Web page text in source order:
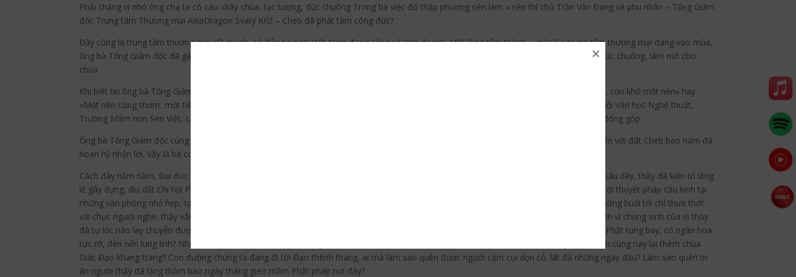
Phải chăng vì nhớ ông cha ta có câu «Xây chùa, tạc tượng, đúc chuông Trong ba việc đó thập phương nên làm » nên thí chủ Trần Văn Đang và phu nhân – Tổng Giám
đốc Trung tâm Thương mại AsiaDragon Svatý Kříž – Cheb đã phát tâm công đức?
Đây cũng là trung tâm thuơng mại rất mạnh, có đông người Việt Nam đang sống và kinh doanh. Một lòng tâm thành – giữa lúc trung tâm thương mại đang vào mùa,
ông bà Tổng Giám đốc đã gác mọi công việc, gửi các con thơ ở lại để cùng bay về TP.Hồ Chí Minh nhờ quý thầy tư vấn, tạc tượng Phật, đúc chuông, làm mõ cho
chùa.
Khi biết tin ông bà Tổng Giám đốc cung tiến đất và xây dựng chùa cho cộng đồng, thì như truyền thống ở quê hương ta «Con giàu một bó, con khó một nén» hay
«Một nén cũng thơm, một tiền cũng quý», rất nhiều bà con cô bác, anh chị cùng các tổ chức Hội Phật tử, Hội Người VN, Hội Phụ nữ VN, Hội Văn học Nghệ thuật,
Trường Mầm non Sen Việt, các công ty xa gần, từ Cheb, Praha tới Plzen và nhiều thành phố khác trên toàn CH Czech đều xin được cùng đóng góp.
Ông bà Tổng Giám đốc cùng các Phật tử đã viết thư thỉnh nguyện Đại đức Thích Trí Chơn làm trụ trì chùa Giác Đạo. Và ngưòi thầy luôn đến với đất Cheb bao năm đã
hoan hỷ nhận lời. Vậy là bà con ta, chùa ta sẽ lại có bóng dáng người thầy thân kính.
Cách đây năm năm, Đại đức Thích Trí Chơn, Cố vấn Hội Phật tử Việt Nam tại CH Czech đã đến với đất Cheb. Bằng đạo hạnh và tâm đức sâu dày, thầy đã kiên trì lặng
lẽ gây dựng, dìu dắt Chi hội Phật tử Việt Nam tại TP.Cheb và các vùng lân cận. Thầy không nề hà đường sá đêm hôm, trời tuyết lạnh lẽo, tới thuyết pháp cầu kinh tại
những văn phòng nhỏ hẹp, tại cả những quán ăn đơn sơ nơi biên giới xa xôi này. Những ngày đó đạo Phật còn khá xa lạ với bà con. Có những buổi tối chỉ thưa thớt
vài chục người nghe, thầy vẫn thản nhiên ân cần chia sẻ với bà con, vẫn ấm áp chuông mõ, vẫn ngân nga lời kinh. Và lòng từ bi, đức hy sinh vì chúng sinh của vị thầy
đã tự lúc nào lay chuyển được tâm đạo nơi bà con ta. Nhờ đâu mỗi cuộc lễ tại đất Cheb ngày nay có hàng nhiều trăm người hỷ hả, có cờ Phật tung bay, có ngàn hoa
rực rỡ, đèn nến lung linh? Nhờ đâu đạo Phật tới được với bao gia đình đất Cheb, nhờ đâu thành phố ta đã có niệm Phật đường An Lạc ấm cúng nay lại thêm chùa
Giác Đạo khang trang? Con đường chúng ta đang đi tới Đạo thênh thang, ai mà làm sao quên được người cặm cụi dọn cỏ, lát đá những ngày đầu? Làm sao quên tri
ân người thầy đã lặng thầm bao ngày tháng gieo mầm Phật pháp nơi đây?